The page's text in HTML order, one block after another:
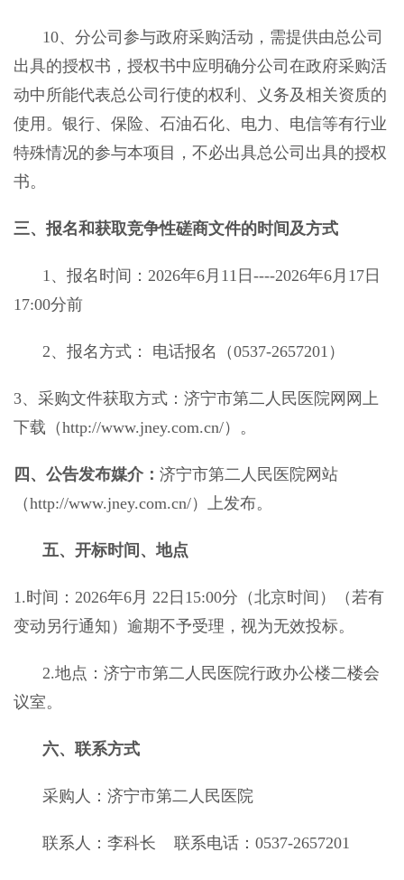
10、 分公司参与政府采购活动，需提供由总公司
出具的授权书，授权书中应明确分公司在政府采购活
动中所能代表总公司行使的权利、义务及相关资质的
使用。银行、保险、石油石化、电力、电信等有行业
特殊情况的参与本项目，不必出具总公司出具的授权
书。
三、报名和获取竞争性磋商文件的时间及方式
1、报名时间： 2026年6月 11 日 ----2026年6月17日
17:00分前
2、报名方式： 电话报名（0537-2657201）
3、采购文件获取方式：济宁市第二人民医院网网上
下载（http://www.jney.com.cn/） 。
四、公告发布媒介： 济宁市第二人民医院网站
（http://www.jney.com.cn/）上发布。
五、开标时间、地点
1.时间： 2026年6月 22 日 15:00分 （北京时间）（若有
变动另行通知）逾期不予受理，视为无效投标。
2.地点： 济宁市第二人民医院行政办公楼二楼会
议室。
六、联系方式
采购人： 济宁市第二人民医院
联系人：李科长 联系电话： 0537-2657201